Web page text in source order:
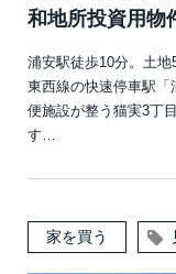
和地所投資用
浦安駅徒歩10分。土
東西線の快速停車駅「
便施設が整う猫実3丁
す…
家を買う